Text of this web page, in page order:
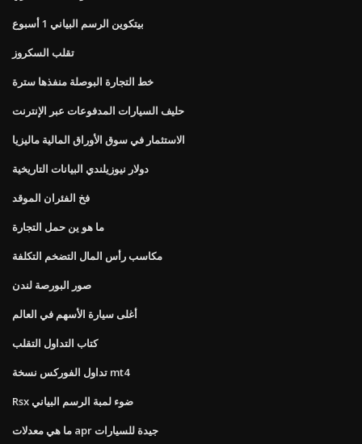
بيتكوين الرسم البياني 1 أسبوع
تقلب السكروز
خط التجارة البوصلة منفذها سترة
حليف السيارات المدفوعات عبر الإنترنت
الاستثمار في سوق الأوراق المالية ماليزيا
دولار نيوزيلندي البيانات التاريخية
فخ الفئران الموقد
ما هو ين حمل التجارة
مكاسب رأس المال التضخم التكلفة
صور البورصة لندن
أغلى سيارة الأسهم في العالم
كتاب التداول التقلب
تداول الفوركس نسخة mt4
Rsx ضوء لمبة الرسم البياني
ما هي معدلات apr جيدة للسيارات